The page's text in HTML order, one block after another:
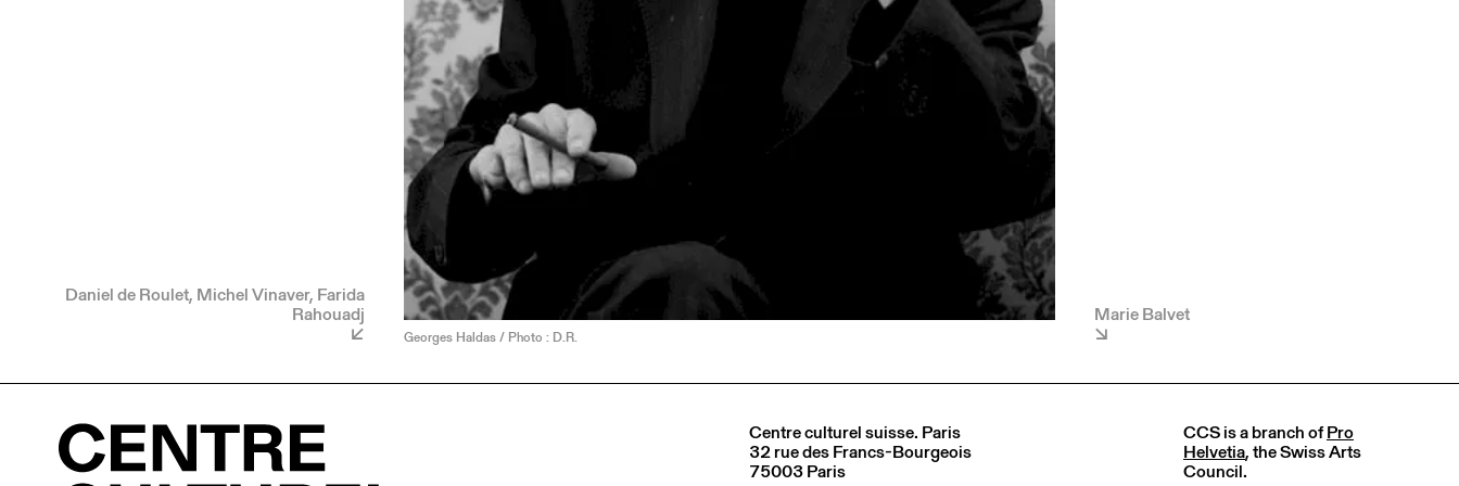
Daniel de Roulet, Michel Vinaver, Farida
Rahouadj
Georges Haldas / Photo : D.R.
Marie Balvet
Centre culturel suisse. Paris
32 rue des Francs-Bourgeois
75003 Paris
CCS is a branch ofPro
Helvetia, the Swiss Arts
Council.